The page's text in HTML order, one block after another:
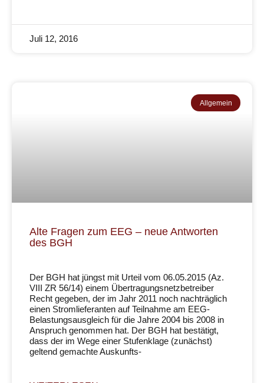
Juli 12, 2016
Allgemein
Alte Fragen zum EEG – neue Antworten
des BGH
Der BGH hat jüngst mit Urteil vom 06.05.2015 (Az.
VIII ZR 56/14) einem Übertragungsnetzbetreiber
Recht gegeben, der im Jahr 2011 noch nachträglich
einen Stromlieferanten auf Teilnahme am EEG-
Belastungsausgleich für die Jahre 2004 bis 2008 in
Anspruch genommen hat. Der BGH hat bestätigt,
dass der im Wege einer Stufenklage (zunächst)
geltend gemachte Auskunfts-